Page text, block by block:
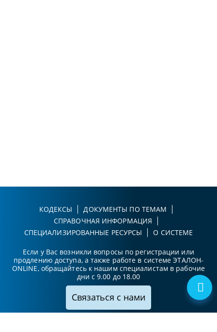
КОДЕКСЫ
ДОКУМЕНТЫ ПО ТЕМАМ
СПРАВОЧНАЯ ИНФОРМАЦИЯ
СПЕЦИАЛИЗИРОВАННЫЕ РЕСУРСЫ
О СИСТЕМЕ
Если у Вас возникли вопросы по регистрации или
продлению доступа, а также работе в системе ЭТАЛОН-
ONLINE, обращайтесь к нашим специалистам в рабочие
дни с 9.00 до 18.00
Связаться с нами